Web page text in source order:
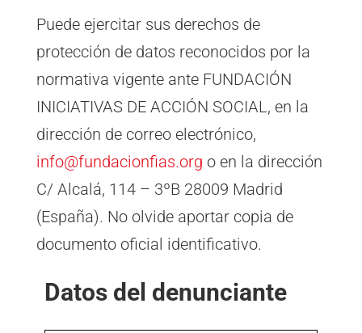
Puede ejercitar sus derechos de
protección de datos reconocidos por la
normativa vigente ante FUNDACIÓN
INICIATIVAS DE ACCIÓN SOCIAL, en la
dirección de correo electrónico,
info@fundacionfias.org o en la dirección
C/ Alcalá, 114 – 3ºB 28009 Madrid
(España). No olvide aportar copia de
documento oficial identificativo.
Datos del denunciante